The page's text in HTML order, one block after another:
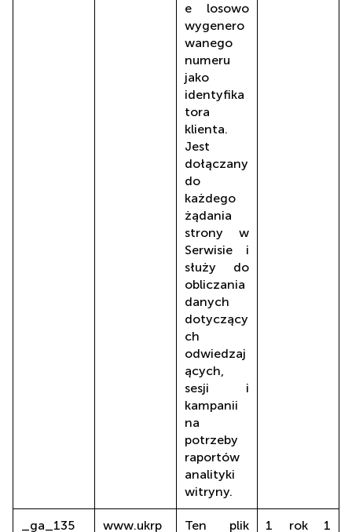
e losowo
wygenero
wanego
numeru
jako
identyfika
tora
klienta.
Jest
dołączany
do
każdego
żądania
strony w
Serwisie i
służy do
obliczania
danych
dotyczący
ch
odwiedzaj
ących,
sesji i
kampanii
na
potrzeby
raportów
analityki
witryny.
_ga_135
www.ukrp
Ten plik
1 rok 1